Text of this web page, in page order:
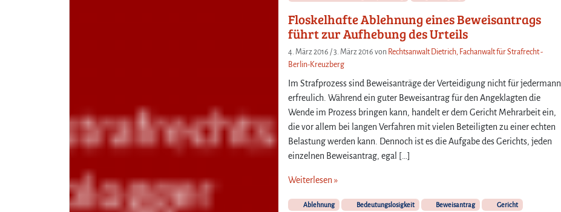
u
g
g
e
n
f
a
e
Floskelhafte Ablehnung eines Beweisantrags
führt zur Aufhebung des Urteils
4. März 2016 /3. März 2016 von Rechtsanwalt Dietrich, Fachanwalt für Strafrecht -
Berlin-Kreuzberg
Im Strafprozess sind Beweisanträge der Verteidigung nicht für jedermann
erfreulich. Während ein guter Beweisantrag für den Angeklagten die
Wende im Prozess bringen kann, handelt er dem Gericht Mehrarbeit ein,
die vor allem bei langen Verfahren mit vielen Beteiligten zu einer echten
Belastung werden kann. Dennoch ist es die Aufgabe des Gerichts, jeden
einzelnen Beweisantrag, egal […]
Weiterlesen »
Ablehnung Bedeutungslosigkeit Beweisantrag
Gericht